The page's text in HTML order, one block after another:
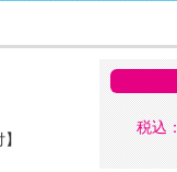
税込：